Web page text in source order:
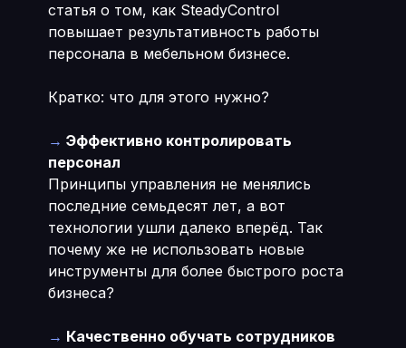
статья о том, как SteadyControl
повышает результативность работы
персонала в мебельном бизнесе.
Кратко: что для этого нужно?
→ Эффективно контролировать
персонал
Принципы управления не менялись
последние семьдесят лет, а вот
технологии ушли далеко вперёд. Так
почему же не использовать новые
инструменты для более быстрого роста
бизнеса?
→ Качественно обучать сотрудников